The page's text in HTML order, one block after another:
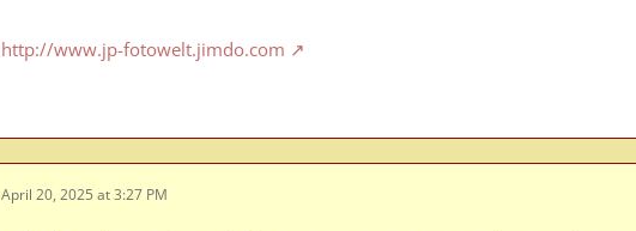
http://www.jp-fotowelt.jimdo.com
April 20, 2025 at 3:27 PM